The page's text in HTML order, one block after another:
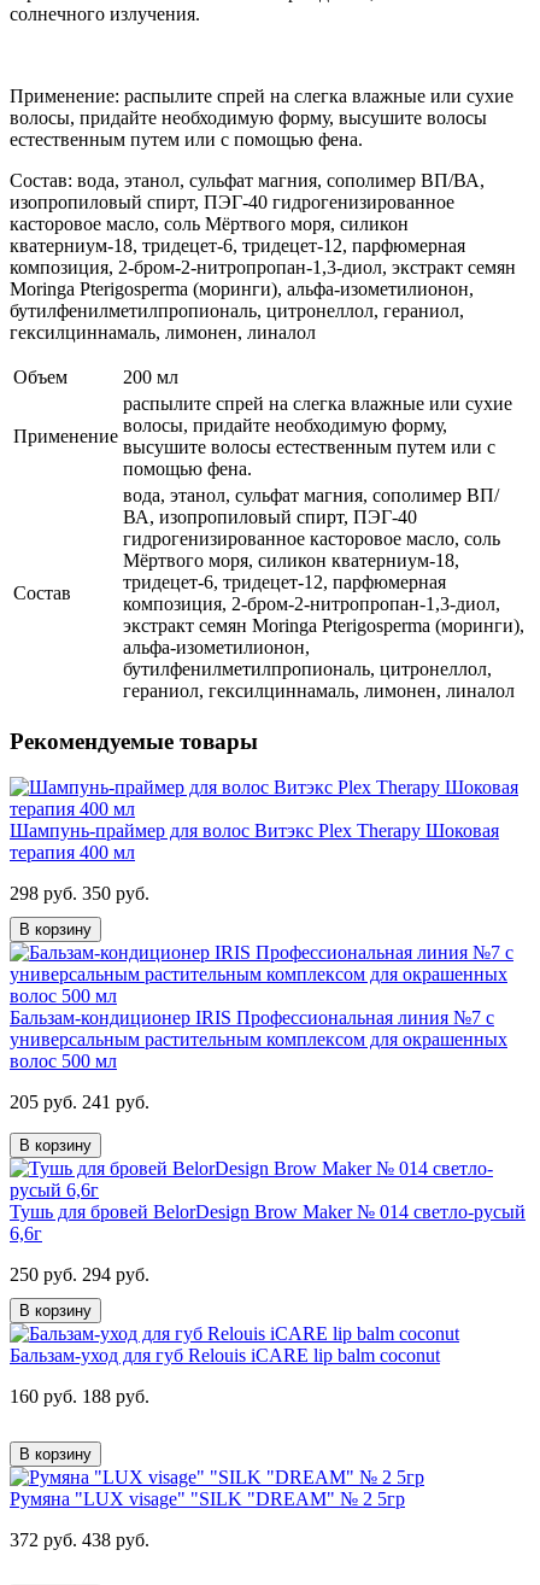
солнечного излучения.
Применение: распылите спрей на слегка влажные или сухие
волосы, придайте необходимую форму, высушите волосы
естественным путем или с помощью фена.
Состав: вода, этанол, сульфат магния, cополимер ВП/ВА,
изопропиловый спирт, ПЭГ-40 гидрогенизированное
касторовое масло, соль Мёртвого моря, силикон
кватерниум-18, тридецет-6, тридецет-12, парфюмерная
композиция, 2-бром-2-нитропропан-1,3-диол, экстракт семян
Moringa Pterigosperma (моринги), альфа-изометилионон,
бутилфенилметилпропиональ, цитронеллол, гераниол,
гексилциннамаль, лимонен, линалол
Объем 200 мл
Применение
распылите спрей на слегка влажные или сухие
волосы, придайте необходимую форму,
высушите волосы естественным путем или с
помощью фена.
Состав
вода, этанол, сульфат магния, cополимер ВП/
ВА, изопропиловый спирт, ПЭГ-40
гидрогенизированное касторовое масло, соль
Мёртвого моря, силикон кватерниум-18,
тридецет-6, тридецет-12, парфюмерная
композиция, 2-бром-2-нитропропан-1,3-диол,
экстракт семян Moringa Pterigosperma (моринги),
альфа-изометилионон,
бутилфенилметилпропиональ, цитронеллол,
гераниол, гексилциннамаль, лимонен, линалол
Рекомендуемые товары
Шампунь-праймер для волос Витэкс Plex Therapy Шоковая
терапия 400 мл
298 руб. 350 руб.
В корзину
Бальзам-кондиционер IRIS Профессиональная линия №7 с
универсальным растительным комплексом для окрашенных
волос 500 мл
205 руб. 241 руб.
В корзину
Тушь для бровей BelorDesign Brow Maker № 014 светло-русый
6,6г
250 руб. 294 руб.
В корзину
Бальзам-уход для губ Relouis iCARE lip balm coconut
160 руб. 188 руб.
В корзину
Румяна "LUX visage" "SILK "DREAM" № 2 5гр
372 руб. 438 руб.